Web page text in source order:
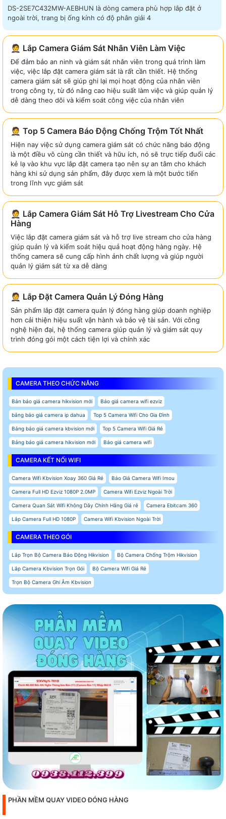
DS-2SE7C432MW-AEBHUN là dòng camera phù hợp lắp đặt ở
ngoài trời, trang bị ống kính có độ phân giải 4
🤵 Lắp Camera Giám Sát Nhân Viên Làm Việc
Để đảm bảo an ninh và giám sát nhân viên trong quá trình làm
việc, việc lắp đặt camera giám sát là rất cần thiết. Hệ thống
camera giám sát sẽ giúp ghi lại mọi hoạt động của nhân viên
trong công ty, từ đó nâng cao hiệu suất làm việc và giúp quản lý
dễ dàng theo dõi và kiểm soát công việc của nhân viên
🤵 Top 5 Camera Báo Động Chống Trộm Tốt Nhất
Hiện nay việc sử dụng camera giám sát có chức năng báo động
là một điều vô cùng cần thiết và hữu ích, nó sẽ trực tiếp đuổi các
kẻ lạ vào khu vực lắp đặt camera tạo nên sự an tâm cho khách
hàng khi sử dụng sản phẩm, đây được xem là một bước tiến
trong lĩnh vực giám sát
🤵 Lắp Camera Giám Sát Hỗ Trợ Livestream Cho Cửa
Hàng
Việc lắp đặt camera giám sát và hỗ trợ live stream cho cửa hàng
giúp quản lý và kiểm soát hiệu quả hoạt động hàng ngày. Hệ
thống camera sẽ cung cấp hình ảnh chất lượng và giúp người
quản lý giám sát từ xa dễ dàng
🤵 Lắp Đặt Camera Quản Lý Đóng Hàng
Sản phẩm lắp đặt camera quản lý đóng hàng giúp doanh nghiệp
hơn cải thiện hiệu suất vận hành và bảo vệ tài sản. Với công
nghệ hiện đại, hệ thống camera giúp quản lý và giám sát quy
trình đóng gói một cách tiện lợi và chính xác
CAMERA THEO CHỨC NĂNG
Bản báo giá camera hikvision mới Báo giá camera wifi ezviz
bảng báo giá camera ip dahua Top 5 Camera Wifi Cho Gia Đình
Bảng báo giá camera kbvision mới Top 5 Camera Wifi Giá Rẻ
Bảng báo giá camera hikvision mới Báo giá camera wifi
CAMERA KẾT NỐI WIFI
Camera Wifi Kbvision Xoay 360 Giá Rẻ Báo Giá Camera Wifi Imou
Camera Full HD Ezviz 1080P 2.0MP Camera Wifi Ezviz Ngoài Trời
Camera Quan Sát Wifi Không Dây Chính Hãng Giá rẻ Camera Ebitcam 360
Lắp Camera Full HD 1080P Camera Wifi Kbvision Ngoài Trời
CAMERA THEO GÓI
Lắp Trọn Bộ Camera Báo Động Hikvision Bộ Camera Chống Trộm Hikvision
Lắp Camera Kbvision Trọn Gói Bộ Camera Wifi Giá Rẻ
Trọn Bộ Camera Ghi Âm Kbvision
PHẦN MỀM QUAY VIDEO ĐÓNG HÀNG